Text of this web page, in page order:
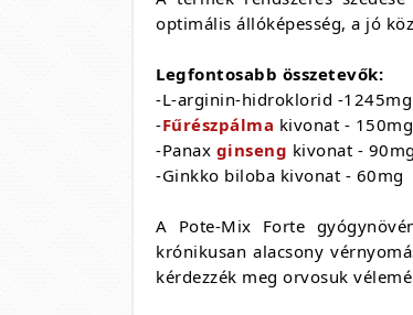
optimális állóképesség, a jó
Legfontosabb összetevők:
-L-arginin-hidroklorid -1245mg
-Fűrészpálma kivonat - 150mg
-Panax ginseng kivonat - 90mg
-Ginkko biloba kivonat - 60mg
A Pote-Mix Forte
krónikusan alacsony
kérdezzék meg orvosuk